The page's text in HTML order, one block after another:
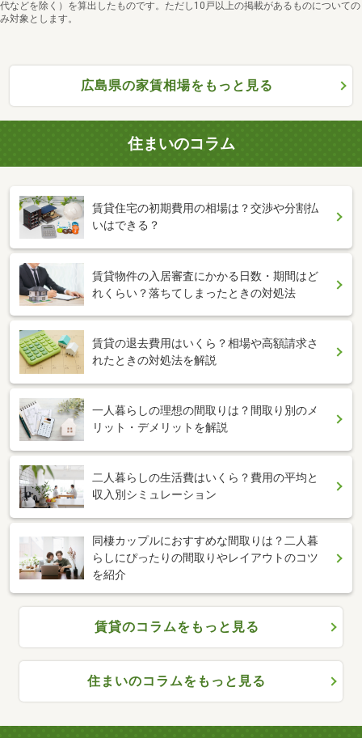
代などを除く）を算出したものです。ただし10戸以上の掲載があるものについての
み対象とします。
広島県の家賃相場をもっと見る
住まいのコラム
賃貸住宅の初期費用の相場は？交渉や分割払
いはできる？
賃貸物件の入居審査にかかる日数・期間はど
れくらい？落ちてしまったときの対処法
賃貸の退去費用はいくら？相場や高額請求さ
れたときの対処法を解説
一人暮らしの理想の間取りは？間取り別のメ
リット・デメリットを解説
二人暮らしの生活費はいくら？費用の平均と
収入別シミュレーション
同棲カップルにおすすめな間取りは？二人暮
らしにぴったりの間取りやレイアウトのコツ
を紹介
賃貸のコラムをもっと見る
住まいのコラムをもっと見る